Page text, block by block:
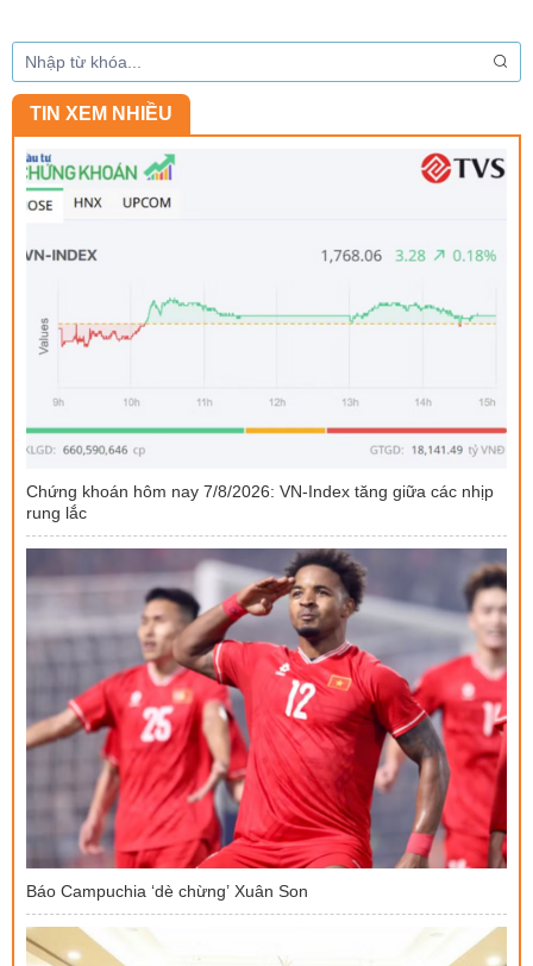
TIN XEM NHIỀU
Chứng khoán hôm nay 7/8/2026: VN-Index tăng giữa các nhịp
rung lắc
Báo Campuchia ‘dè chừng’ Xuân Son